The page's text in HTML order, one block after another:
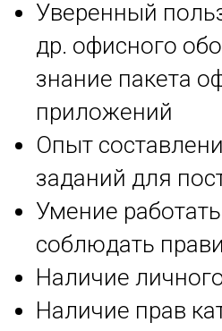
Уверенный
др. офисного
знание пакета
приложений
Опыт
заданий для
Умение
соблюдать
Наличие
Наличие прав